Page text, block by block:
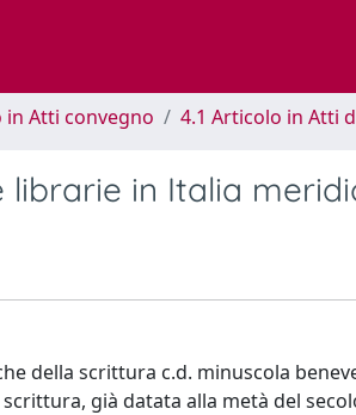
Atti convegno 4.1 Articolo in Atti
in Italia
della scrittura c.d. minuscola
già datata alla metà del